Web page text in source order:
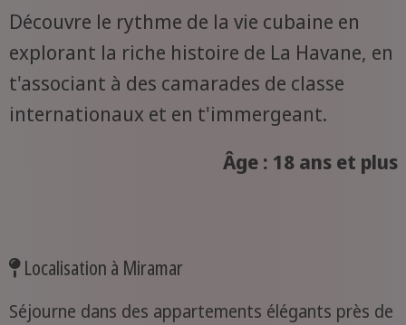
Découvre le rythme de la vie cubaine en
explorant la riche histoire de La Havane, en
t'associant à des camarades de classe
internationaux et en t'immergeant.
Âge : 18 ans et plus
Localisation à Miramar
Séjourne dans des appartements élégants près de